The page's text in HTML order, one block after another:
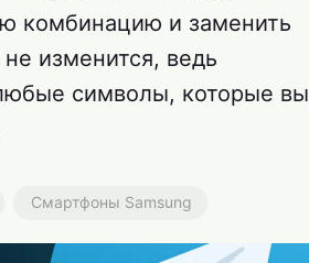
комбинацию и заменить
изменится, ведь
символы, которые вы
Смартфоны Samsung